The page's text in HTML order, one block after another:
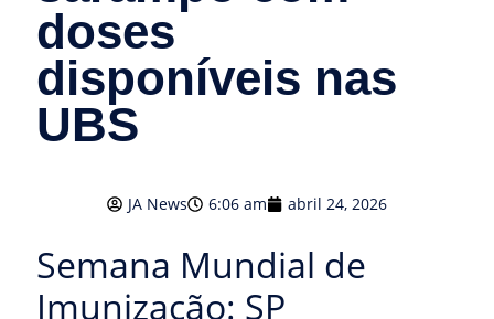
doses
disponíveis nas
UBS
JA News 6:06 am abril 24, 2026
Semana Mundial de
Imunização: SP